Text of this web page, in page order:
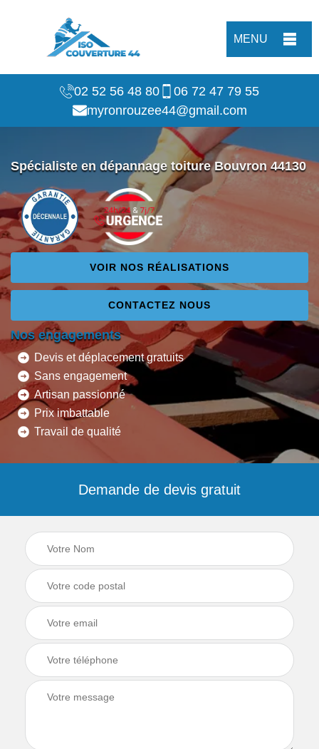
MENU
02 52 56 48 80
06 72 47 79 55
myronrouzee44@gmail.com
Spécialiste en dépannage toiture Bouvron 44130
VOIR NOS RÉALISATIONS
CONTACTEZ NOUS
Nos engagements
Devis et déplacement gratuits
Sans engagement
Artisan passionné
Prix imbattable
Travail de qualité
Demande de devis gratuit